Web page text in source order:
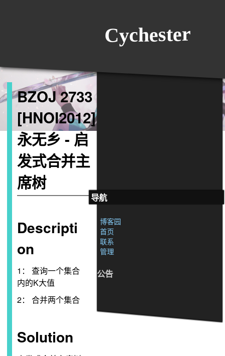
Cychester
BZOJ 2733
[HNOI2012]
永无乡 - 启
发式合并主
席树
Descripti
on
1： 查询一个集合
内的K大值
2： 合并两个集合
Solution
导航
博客园
首页
联系
管理
公告